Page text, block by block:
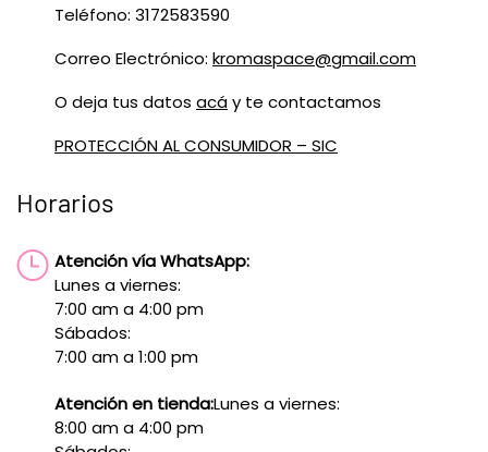
Teléfono: 3172583590
Correo Electrónico: kromaspace@gmail.com
O deja tus datos acáy te contactamos
PROTECCIÓN AL CONSUMIDOR – SIC
Horarios
Atención vía WhatsApp:
Lunes a viernes:
7:00 am a 4:00 pm
Sábados:
7:00 am a 1:00 pm
Atención en tienda:Lunes a viernes:
8:00 am a 4:00 pm